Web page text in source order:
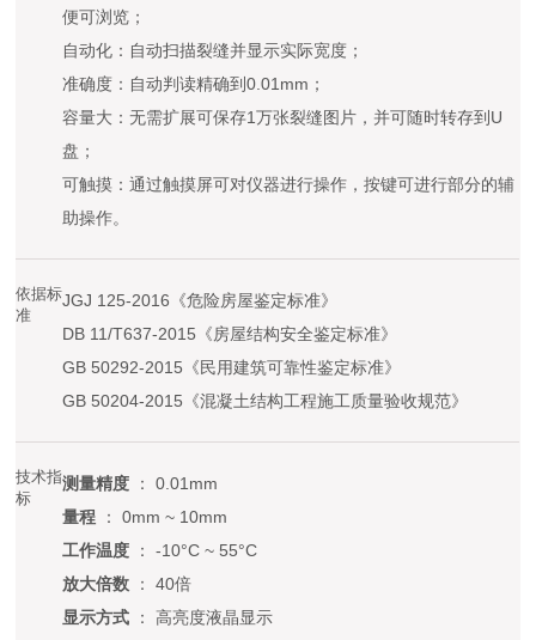
便可浏览；
自动化：自动扫描裂缝并显示实际宽度；
准确度：自动判读精确到0.01mm；
容量大：无需扩展可保存1万张裂缝图片，并可随时转存到U
盘；
可触摸：通过触摸屏可对仪器进行操作，按键可进行部分的辅
助操作。
依据标
准
JGJ 125-2016《危险房屋鉴定标准》
DB 11/T637-2015《房屋结构安全鉴定标准》
GB 50292-2015《民用建筑可靠性鉴定标准》
GB 50204-2015《混凝土结构工程施工质量验收规范》
技术指
标
测量精度
： 0.01mm
量程
： 0mm ~ 10mm
工作温度
： -10°C ~ 55°C
放大倍数
： 40倍
显示方式
： 高亮度液晶显示